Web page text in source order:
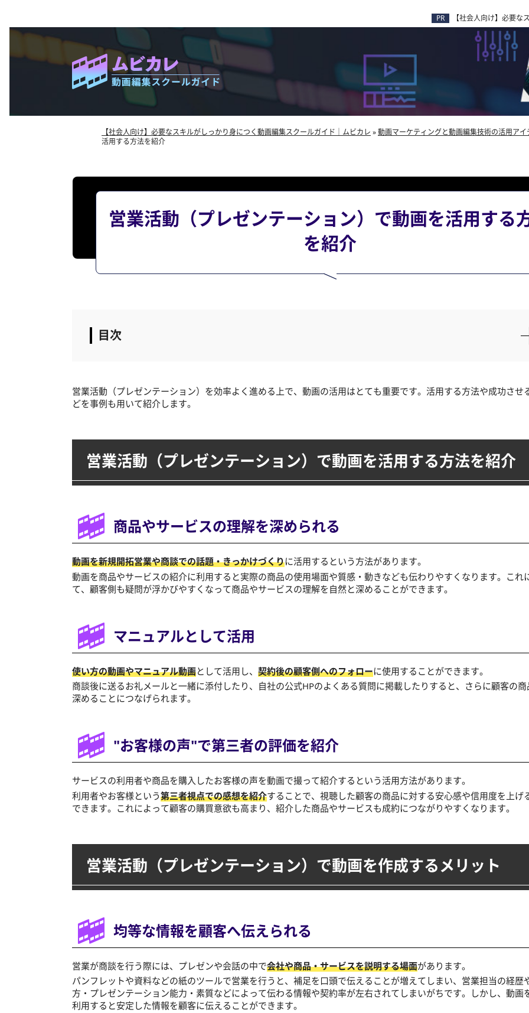
【社会人向け】必要
【社会人向け】必要なスキルがしっかり身につく動画編集スクールガイド｜ムビカレ »動画マーケティングと動画編集技術の活用アイ
活用する方法を紹介
営業活動（プレゼンテーション）で動画を活用する
を紹介
営業活動（プレゼンテーション）を効率よく進める上で、動画の活用はとても重要です。活用する方法や成功させ
どを事例も用いて紹介します。
営業活動（プレゼンテーション） で動画を活用する方法を紹介
商品やサービスの理解を深められる
動画を新規開拓営業や商談での話題・きっかけづくりに活用するという方法があります。
動画を商品やサービスの紹介に利用すると実際の商品の使用場面や質感・動きなども伝わりやすくなります。これ
て、顧客側も疑問が浮かびやすくなって商品やサービスの理解を自然と深めることができます。
マニュアルとして活用
使い方の動画やマニュアル動画として活用し、 契約後の顧客側へのフォローに使用することができます。
商談後に送るお礼メールと一緒に添付したり、自社の公式HPのよくある質問に掲載したりすると、さらに顧客の商
深めることにつなげられます。
"お客様の声"で第三者の評価を紹介
サービスの利用者や商品を購入したお客様の声を動画で撮って紹介するという活用方法があります。
利用者やお客様という第三者視点での感想を紹介することで、視聴した顧客の商品に対する安心感や信用度を上げ
できます。これによって顧客の購買意欲も高まり、紹介した商品やサービスも成約につながりやすくなります。
営業活動（プレゼンテーション） で動画を作成するメリット
均等な情報を顧客へ伝えられる
営業が商談を行う際には、プレゼンや会話の中で会社や商品・サービスを説明する場面があります。
パンフレットや資料などの紙のツールで営業を行うと、補足を口頭で伝えることが増えてしまい、営業担当の経歴
方・プレゼンテーション能力・素質などによって伝わる情報や契約率が左右されてしまいがちです。しかし、動画
利用すると安定した情報を顧客に伝えることができます。